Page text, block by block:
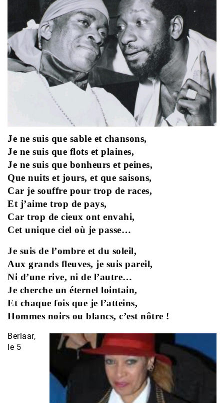
Je ne suis que sable et chansons,
Je ne suis que flots et plaines,
Je ne suis que bonheurs et peines,
Que nuits et jours, et que saisons,
Car je souffre pour trop de races,
Et j’aime trop de pays,
Car trop de cieux ont envahi,
Cet unique ciel où je passe…
Je suis de l’ombre et du soleil,
Aux grands fleuves, je suis pareil,
Ni d’une rive, ni de l’autre…
Je cherche un éternel lointain,
Et chaque fois que je l’atteins,
Hommes noirs ou blancs, c’est nôtre !
Berlaar,
le 5